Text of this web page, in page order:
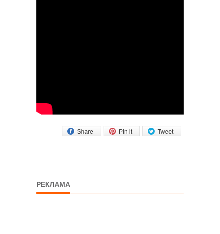
Tweet
Pin it
Share
РЕКЛАМА